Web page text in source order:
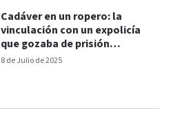
8 de Julio de 2025
Cadáver en un ropero: la
vinculación con un expolicía
que gozaba de prisión
domiciliaria